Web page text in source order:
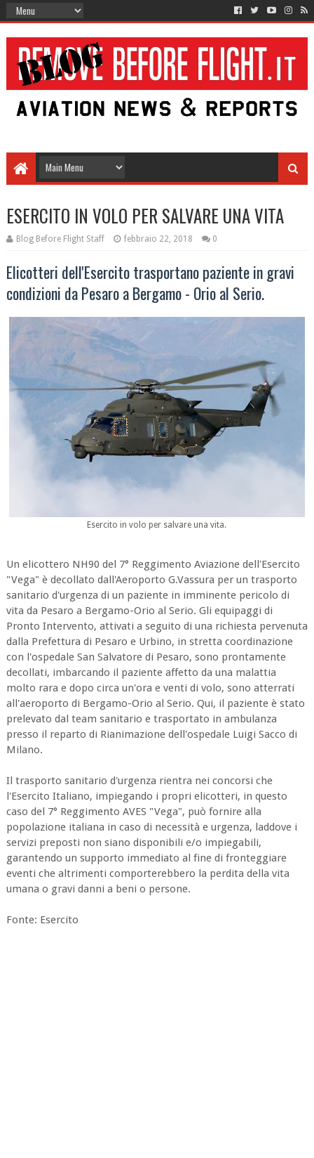
ESERCITO IN VOLO PER SALVARE UNA VITA
Blog Before Flight Staff febbraio 22, 2018 0
Elicotteri dell'Esercito trasportano paziente in gravi
condizioni da Pesaro a Bergamo - Orio al Serio.
Esercito in volo per salvare una vita.
Un elicottero NH90 del 7° Reggimento Aviazione dell'Esercito
"Vega" è decollato dall'Aeroporto G.Vassura per un trasporto
sanitario d'urgenza di un paziente in imminente pericolo di
vita da Pesaro a Bergamo-Orio al Serio. Gli equipaggi di
Pronto Intervento, attivati a seguito di una richiesta pervenuta
dalla Prefettura di Pesaro e Urbino, in stretta coordinazione
con l'ospedale San Salvatore di Pesaro, sono prontamente
decollati, imbarcando il paziente affetto da una malattia
molto rara e dopo circa un'ora e venti di volo, sono atterrati
all'aeroporto di Bergamo-Orio al Serio. Qui, il paziente è stato
prelevato dal team sanitario e trasportato in ambulanza
presso il reparto di Rianimazione dell'ospedale Luigi Sacco di
Milano.
Il trasporto sanitario d'urgenza rientra nei concorsi che
l'Esercito Italiano, impiegando i propri elicotteri, in questo
caso del 7° Reggimento AVES "Vega", può fornire alla
popolazione italiana in caso di necessità e urgenza, laddove i
servizi preposti non siano disponibili e/o impiegabili,
garantendo un supporto immediato al fine di fronteggiare
eventi che altrimenti comporterebbero la perdita della vita
umana o gravi danni a beni o persone.
Fonte: Esercito